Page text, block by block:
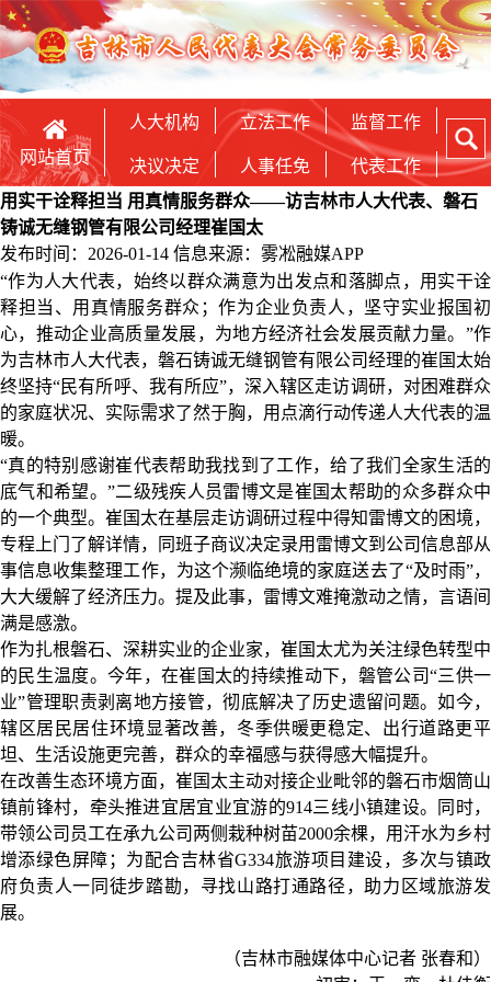
网站首页
人大机构 立法工作 监督工作
决议决定 人事任免
代表工作
用实干诠释担当 用真情服务群众——访吉林市人大代表、磐石
铸诚无缝钢管有限公司经理崔国太
发布时间：2026-01-14 信息来源：雾凇融媒APP
“作为人大代表，始终以群众满意为出发点和落脚点，用实干诠
释担当、用真情服务群众；作为企业负责人，坚守实业报国初
心，推动企业高质量发展，为地方经济社会发展贡献力量。”作
为吉林市人大代表，磐石铸诚无缝钢管有限公司经理的崔国太始
终坚持“民有所呼、我有所应”，深入辖区走访调研，对困难群众
的家庭状况、实际需求了然于胸，用点滴行动传递人大代表的温
暖。
“真的特别感谢崔代表帮助我找到了工作，给了我们全家生活的
底气和希望。”二级残疾人员雷博文是崔国太帮助的众多群众中
的一个典型。崔国太在基层走访调研过程中得知雷博文的困境，
专程上门了解详情，同班子商议决定录用雷博文到公司信息部从
事信息收集整理工作，为这个濒临绝境的家庭送去了“及时雨”，
大大缓解了经济压力。提及此事，雷博文难掩激动之情，言语间
满是感激。
作为扎根磐石、深耕实业的企业家，崔国太尤为关注绿色转型中
的民生温度。今年，在崔国太的持续推动下，磐管公司“三供一
业”管理职责剥离地方接管，彻底解决了历史遗留问题。如今，
辖区居民居住环境显著改善，冬季供暖更稳定、出行道路更平
坦、生活设施更完善，群众的幸福感与获得感大幅提升。
在改善生态环境方面，崔国太主动对接企业毗邻的磐石市烟筒山
镇前锋村，牵头推进宜居宜业宜游的914三线小镇建设。同时，
带领公司员工在承九公司两侧栽种树苗2000余棵，用汗水为乡村
增添绿色屏障；为配合吉林省G334旅游项目建设，多次与镇政
府负责人一同徒步踏勘，寻找山路打通路径，助力区域旅游发
展。
（吉林市融媒体中心记者 张春和）